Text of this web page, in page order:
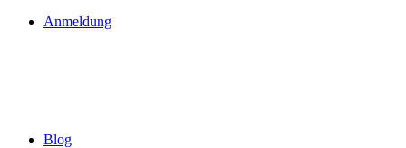
Anmeldung
Blog